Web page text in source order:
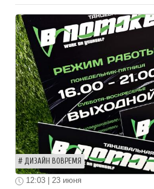
ДИЗАЙН ВОВРЕМЯ
12:03 | 23 июня